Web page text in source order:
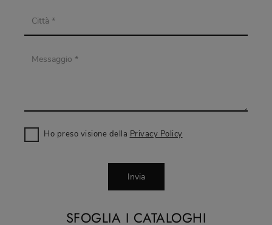
SFOGLIA I CATALOGHI
Ho preso visione della Privacy Policy
Invia